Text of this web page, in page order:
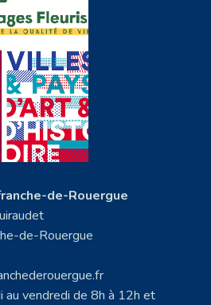
de-Rouergue
de-Rouergue
au vendredi de 8h à 12h et